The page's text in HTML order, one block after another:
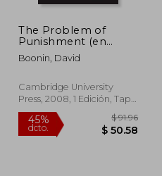
40% $
The Problem of
Punishment (en
Inglés)
Boonin, David
Cambridge University
Press, 2008, 1 Edición, Tapa
Blanda, Nuevo